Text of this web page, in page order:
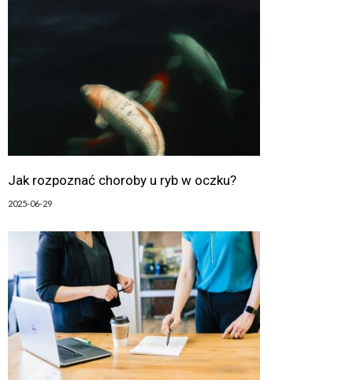
Jak rozpoznać choroby u ryb w oczku?
2025-06-29